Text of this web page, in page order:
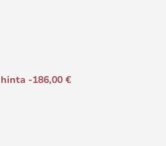
-186,00 €